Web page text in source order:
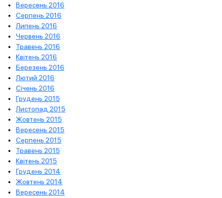
Вересень 2016
Серпень 2016
Липень 2016
Червень 2016
Травень 2016
Квітень 2016
Березень 2016
Лютий 2016
Січень 2016
Грудень 2015
Листопад 2015
Жовтень 2015
Вересень 2015
Серпень 2015
Травень 2015
Квітень 2015
Грудень 2014
Жовтень 2014
Вересень 2014